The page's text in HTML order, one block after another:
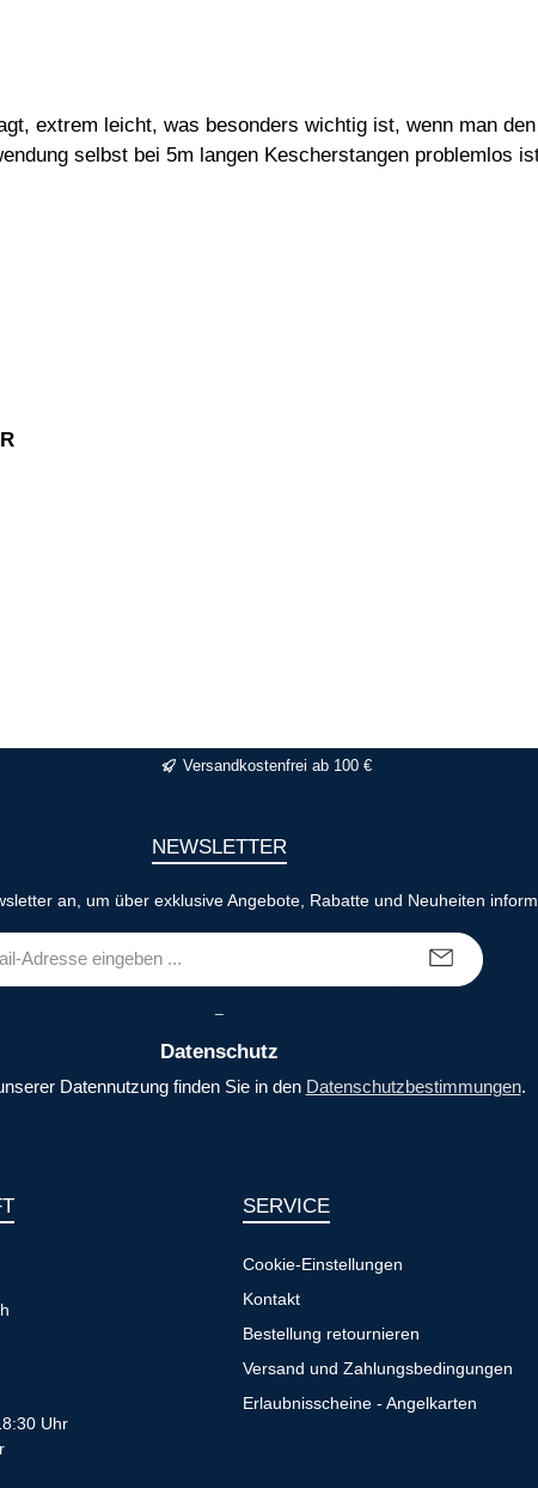
extrem leicht, was besonders wichtig ist, wenn man
selbst bei 5m langen Kescherstangen problemlos
Versandkostenfrei ab 100 €
NEWSLETTER
an, um über exklusive Angebote, Rabatte und Neuheiten
Datenschutz
Datennutzung finden Sie in den Datenschutzbestimmungen.
Uhr
SERVICE
Cookie-Einstellungen
Kontakt
Bestellung retournieren
Versand und Zahlungsbedingungen
Erlaubnisscheine - Angelkarten